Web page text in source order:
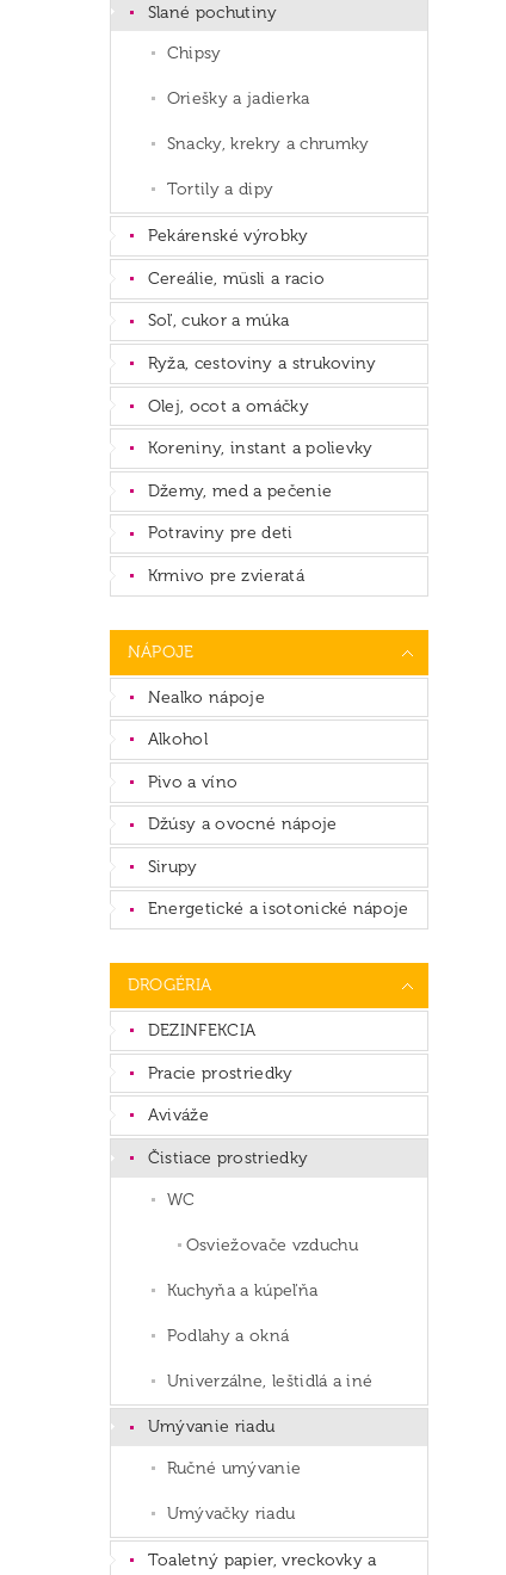
Slané pochutiny
Chipsy
Oriešky a jadierka
Snacky, krekry a chrumky
Tortily a dipy
Pekárenské výrobky
Cereálie, müsli a racio
Soľ, cukor a múka
Ryža, cestoviny a strukoviny
Olej, ocot a omáčky
Koreniny, instant a polievky
Džemy, med a pečenie
Potraviny pre deti
Krmivo pre zvieratá
NÁPOJE
Nealko nápoje
Alkohol
Pivo a víno
Džúsy a ovocné nápoje
Sirupy
Energetické a isotonické nápoje
DROGÉRIA
DEZINFEKCIA
Pracie prostriedky
Aviváže
Čistiace prostriedky
WC
Osviežovače vzduchu
Kuchyňa a kúpeľňa
Podlahy a okná
Univerzálne, leštidlá a iné
Umývanie riadu
Ručné umývanie
Umývačky riadu
Toaletný papier, vreckovky a